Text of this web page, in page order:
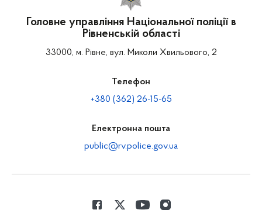
Головне управління Національної поліції в
Рівненській області
33000, м. Рівне, вул. Миколи Хвильового, 2
Телефон
+380 (362) 26-15-65
Електронна пошта
public@rv.police.gov.ua